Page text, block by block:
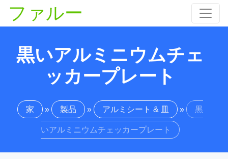
ファルー
黒いアルミニウムチェ
ッカープレート
家 » 製品 » アルミシート & 皿 » 黒
いアルミニウムチェッカープレート